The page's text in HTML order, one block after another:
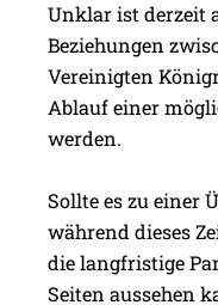
Unklar ist derzeit
Beziehungen
Vereinigten
Ablauf einer
werden.
Sollte es zu einer
während dieses
die langfris­tige
Seiten aussehen